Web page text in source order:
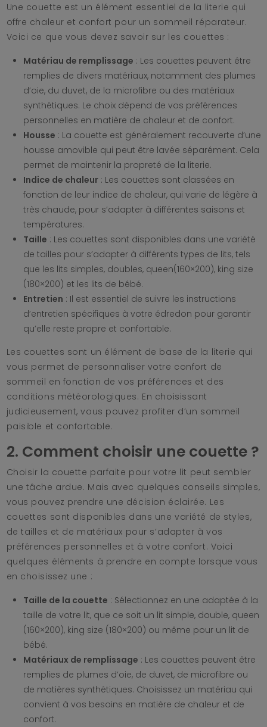
Une couette est un élément essentiel de la literie qui
offre chaleur et confort pour un sommeil réparateur.
Voici ce que vous devez savoir sur les couettes :
Matériau de remplissage : Les couettes peuvent être
remplies de divers matériaux, notamment des plumes
d’oie, du duvet, de la microfibre ou des matériaux
synthétiques. Le choix dépend de vos préférences
personnelles en matière de chaleur et de confort.
Housse : La couette est généralement recouverte d’une
housse amovible qui peut être lavée séparément. Cela
permet de maintenir la propreté de la literie.
Indice de chaleur: Les couettes sont classées en
fonction de leur indice de chaleur, qui varie de légère à
très chaude, pour s’adapter à différentes saisons et
températures.
Taille : Les couettes sont disponibles dans une variété
de tailles pour s’adapter à différents types de lits, tels
que les lits simples, doubles, queen(160×200), king size
(180×200) et les lits de bébé.
Entretien : Il est essentiel de suivre les instructions
d’entretien spécifiques à votre édredon pour garantir
qu’elle reste propre et confortable.
Les couettes sont un élément de base de la literie qui
vous permet de personnaliser votre confort de
sommeil en fonction de vos préférences et des
conditions météorologiques. En choisissant
judicieusement, vous pouvez profiter d’un sommeil
paisible et confortable.
2. Comment choisir une couette ?
Choisir la couette parfaite pour votre lit peut sembler
une tâche ardue. Mais avec quelques conseils simples,
vous pouvez prendre une décision éclairée. Les
couettes sont disponibles dans une variété de styles,
de tailles et de matériaux pour s’adapter à vos
préférences personnelles et à votre confort. Voici
quelques éléments à prendre en compte lorsque vous
en choisissez une :
Taille de la couette : Sélectionnez en une adaptée à la
taille de votre lit, que ce soit un lit simple, double, queen
(160×200), king size (180×200) ou même pour un lit de
bébé.
Matériaux de remplissage : Les couettes peuvent être
remplies de plumes d’oie, de duvet, de microfibre ou
de matières synthétiques. Choisissez un matériau qui
convient à vos besoins en matière de chaleur et de
confort.